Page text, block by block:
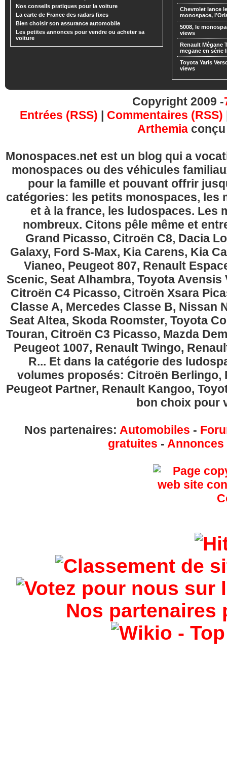
Nos conseils pratiques pour la voiture
La carte de France des radars fixes
Bien choisir son assurance automobile
Les petites annonces pour vendre ou acheter sa
voiture
Chevrolet lance
monospace,
5008, le
views
Renault Mégane
megane en série
Toyota Yaris
views
Copyright 2009 -
Entrées (RSS) | Commentaires (RSS)
Arthemia
Monospaces.net est un blog qui a
monospaces ou des véhicules
pour la famille et pouvant offrir
catégories: les petits monospaces, les
et à la france, les ludospaces. Les
nombreux. Citons pêle même et
Grand Picasso, Citroën C8, Dacia
Galaxy, Ford S-Max, Kia Carens, Kia
Vianeo, Peugeot 807, Renault
Scenic, Seat Alhambra, Toyota
Citroën C4 Picasso, Citroën Xsara
Classe A, Mercedes Classe B, Nissan
Seat Altea, Skoda Roomster, Toyota
Touran, Citroën C3 Picasso, Mazda
Peugeot 1007, Renault Twingo,
R... Et dans la catégorie des
volumes proposés: Citroën Berlingo,
Peugeot Partner, Renault Kangoo,
bon choix pour
Nos partenaires: Automobiles -
gratuites -
Nos partenaires